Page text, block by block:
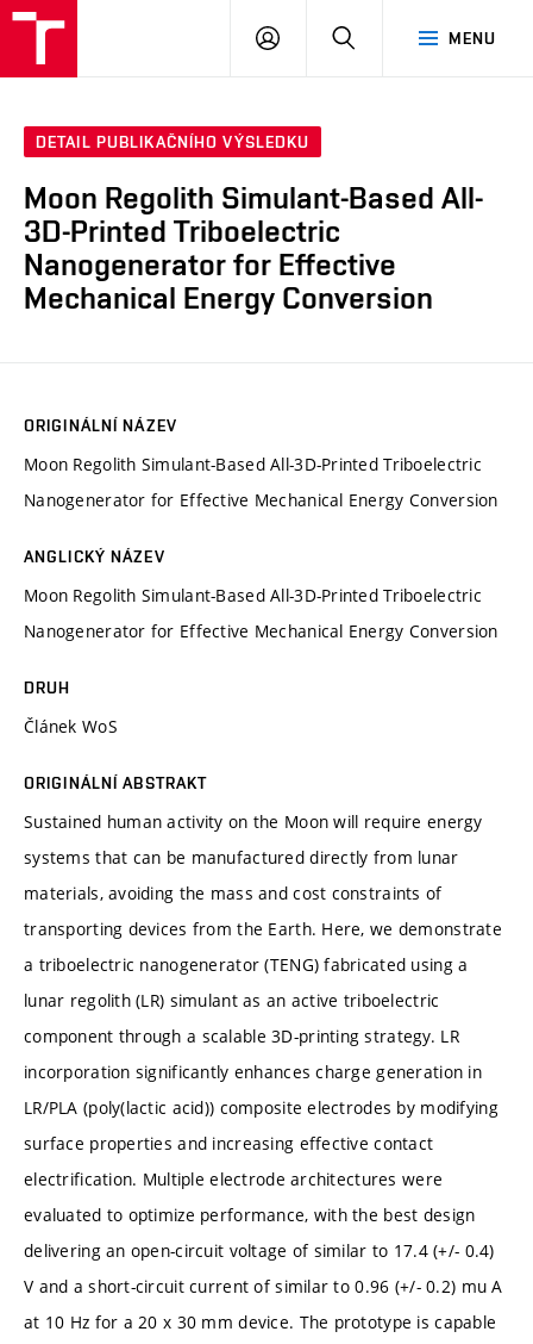
MENU
PŘIHLÁSIT
DETAIL PUBLIKAČNÍHO VÝSLEDKU
Moon Regolith Simulant-Based All-
3D-Printed Triboelectric
Nanogenerator for Effective
Mechanical Energy Conversion
ORIGINÁLNÍ NÁZEV
Moon Regolith Simulant-Based All-3D-Printed Triboelectric
Nanogenerator for Effective Mechanical Energy Conversion
ANGLICKÝ NÁZEV
Moon Regolith Simulant-Based All-3D-Printed Triboelectric
Nanogenerator for Effective Mechanical Energy Conversion
DRUH
Článek WoS
ORIGINÁLNÍ ABSTRAKT
Sustained human activity on the Moon will require energy
systems that can be manufactured directly from lunar
materials, avoiding the mass and cost constraints of
transporting devices from the Earth. Here, we demonstrate
a triboelectric nanogenerator (TENG) fabricated using a
lunar regolith (LR) simulant as an active triboelectric
component through a scalable 3D-printing strategy. LR
incorporation significantly enhances charge generation in
LR/PLA (poly(lactic acid)) composite electrodes by modifying
surface properties and increasing effective contact
electrification. Multiple electrode architectures were
evaluated to optimize performance, with the best design
delivering an open-circuit voltage of similar to 17.4 (+/- 0.4)
V and a short-circuit current of similar to 0.96 (+/- 0.2) mu A
at 10 Hz for a 20 x 30 mm device. The prototype is capable